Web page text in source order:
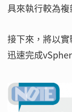
具來執行較為
接下來，將以
迅速完成